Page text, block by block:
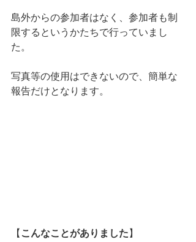
島外からの参加者はなく、参加者も制
限するというかたちで行っていまし
た。
写真等の使用はできないので、簡単な
報告だけとなります。
【 こんなことがありました 】